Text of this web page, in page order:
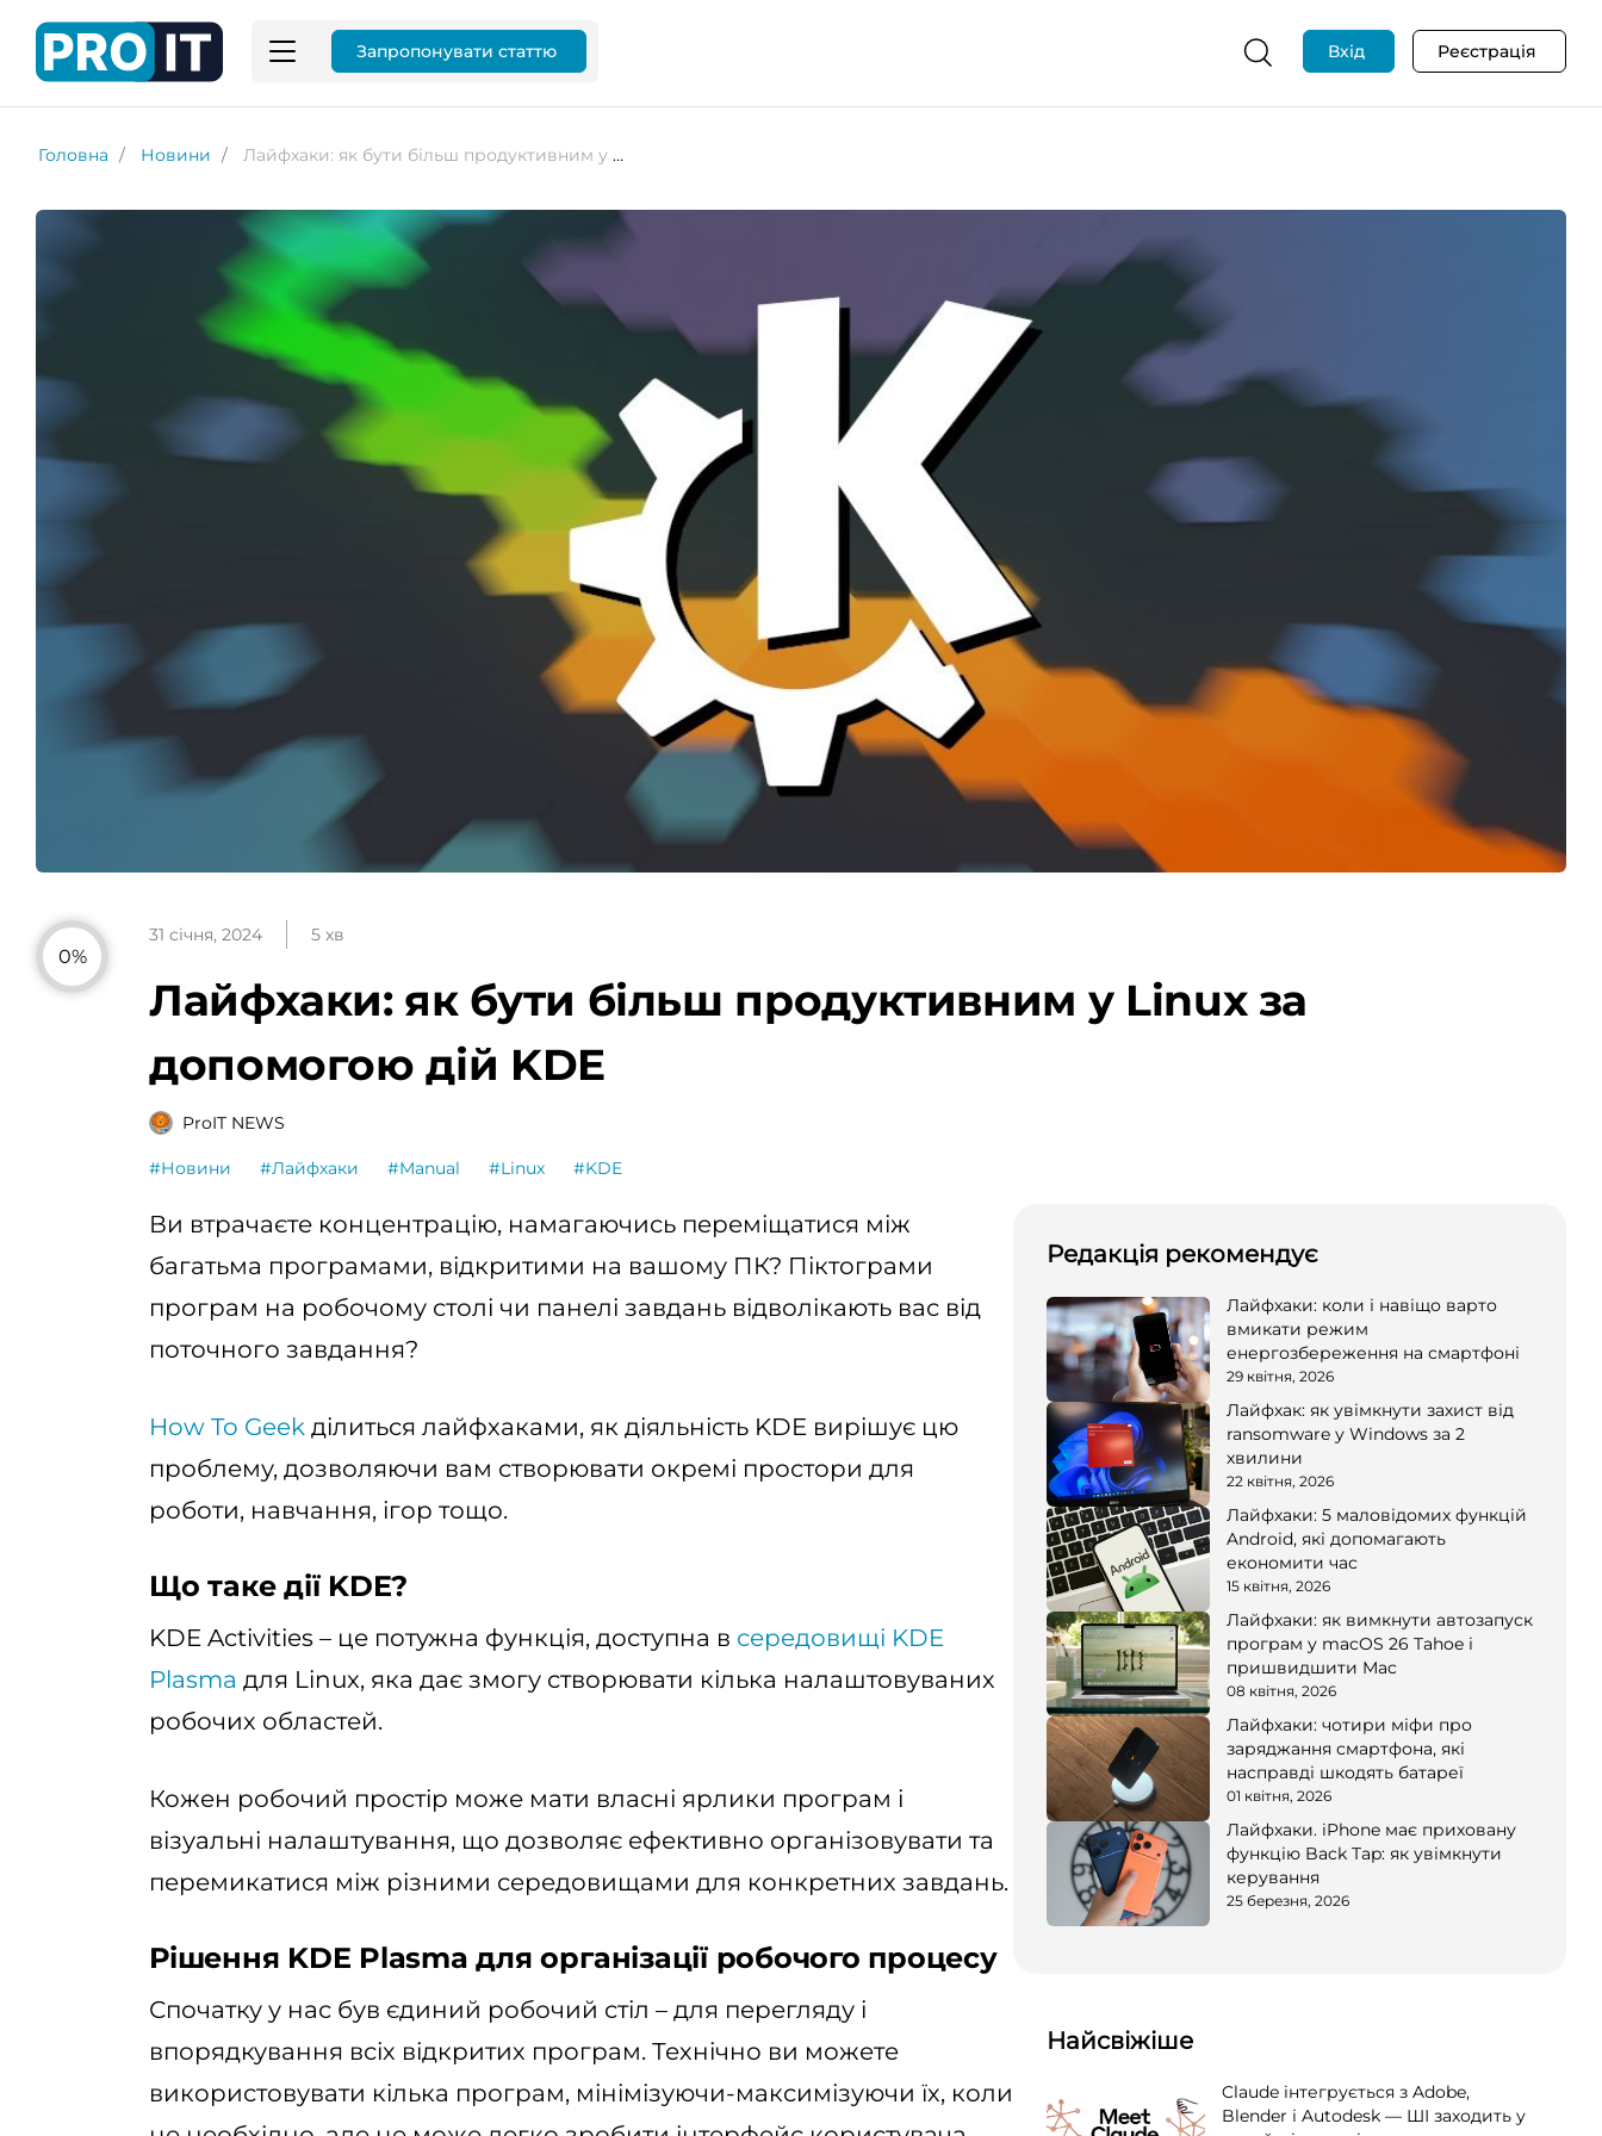
Запропонувати статтю Вхід Реєстрація
Головна Новини Лайфхаки: як бути більш продуктивним у Linux за допомогою дій KDE
0%
31 січня, 2024 5 хв
Лайфхаки: як бути більш продуктивним у Linux за
допомогою дій KDE
ProIT NEWS
#Новини #Лайфхаки #Manual #Linux #KDE
Ви втрачаєте концентрацію, намагаючись переміщатися між
багатьма програмами, відкритими на вашому ПК? Піктограми
програм на робочому столі чи панелі завдань відволікають вас від
поточного завдання?
How To Geek ділиться лайфхаками, як діяльність KDE вирішує цю
проблему, дозволяючи вам створювати окремі простори для
роботи, навчання, ігор тощо.
Що таке дії KDE?
KDE Activities – це потужна функція, доступна в середовищі KDE
Plasma для Linux, яка дає змогу створювати кілька налаштовуваних
робочих областей.
Кожен робочий простір може мати власні ярлики програм і
візуальні налаштування, що дозволяє ефективно організовувати та
перемикатися між різними середовищами для конкретних завдань.
Рішення KDE Plasma для організації робочого процесу
Спочатку у нас був єдиний робочий стіл – для перегляду і
впорядкування всіх відкритих програм. Технічно ви можете
використовувати кілька програм, мінімізуючи-максимізуючи їх, коли
Редакція рекомендує
Лайфхаки: коли і навіщо варто
вмикати режим
енергозбереження на смартфоні
29 квітня, 2026
Лайфхак: як увімкнути захист від
ransomware у Windows за 2
хвилини
22 квітня, 2026
Лайфхаки: 5 маловідомих функцій
Android, які допомагають
економити час
15 квітня, 2026
Лайфхаки: як вимкнути автозапуск
програм у macOS 26 Tahoe і
пришвидшити Mac
08 квітня, 2026
Лайфхаки: чотири міфи про
заряджання смартфона, які
насправді шкодять батареї
01 квітня, 2026
Лайфхаки. iPhone має приховану
функцію Back Tap: як увімкнути
керування
25 березня, 2026
Найсвіжіше
Claude інтегрується з Adobe,
Blender і Autodesk — ШІ заходить у